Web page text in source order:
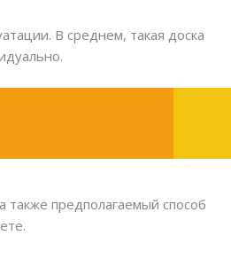
В среднем, такая доска
также предполагаемый способ